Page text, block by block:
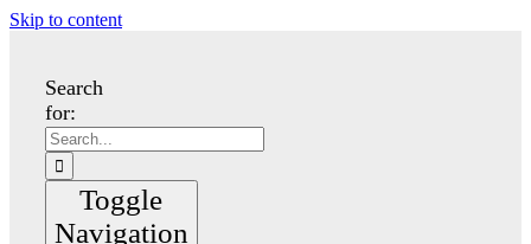
Skip to content
Search
for:
Toggle
Navigation